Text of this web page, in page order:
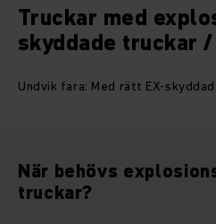
Truckar med
skyddade truckar /
Undvik fara: Med rätt EX-
När behövs
truckar?